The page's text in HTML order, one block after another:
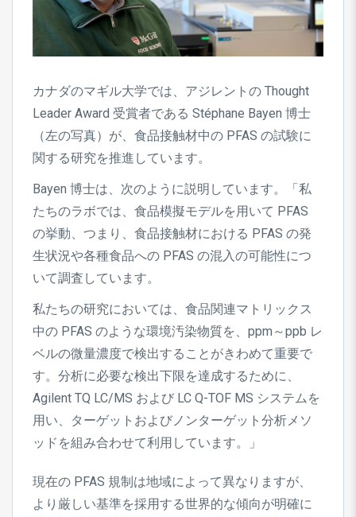
カナダのマギル大学では、アジレントの Thought
Leader Award 受賞者である Stéphane Bayen 博士
（左の写真）が、食品接触材中の PFAS の試験に
関する研究を推進しています。
Bayen 博士は、次のように説明しています。「私
たちのラボでは、食品模擬モデルを用いて PFAS
の挙動、つまり、食品接触材における PFAS の発
生状況や各種食品への PFAS の混入の可能性につ
いて調査しています。
私たちの研究においては、食品関連マトリックス
中の PFAS のような環境汚染物質を、ppm～ppb レ
ベルの微量濃度で検出することがきわめて重要で
す。分析に必要な検出下限を達成するために、
Agilent TQ LC/MS および LC Q-TOF MS システムを
用い、ターゲットおよびノンターゲット分析メソ
ッドを組み合わせて利用しています。」
現在の PFAS 規制は地域によって異なりますが、
より厳しい基準を採用する世界的な傾向が明確に